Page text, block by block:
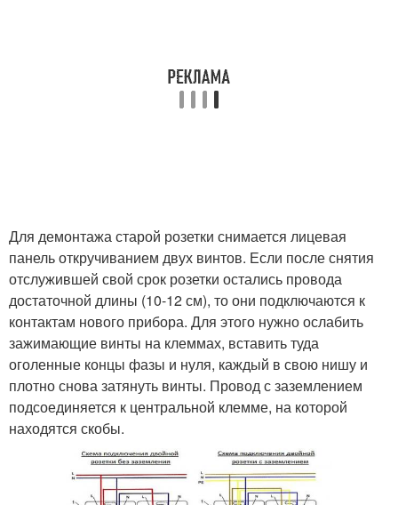
Для демонтажа старой розетки снимается лицевая
панель откручиванием двух винтов. Если после снятия
отслужившей свой срок розетки остались провода
достаточной длины (10-12 см), то они подключаются к
контактам нового прибора. Для этого нужно ослабить
зажимающие винты на клеммах, вставить туда
оголенные концы фазы и нуля, каждый в свою нишу и
плотно снова затянуть винты. Провод с заземлением
подсоединяется к центральной клемме, на которой
находятся скобы.